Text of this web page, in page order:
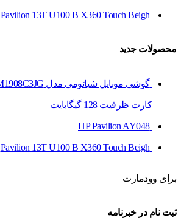
Pavilion 13T U100 B X360 Touch Beigh
محصولات جدید
کارت ظرفیت 128 گیگابایت
HP Pavilion AY048
Pavilion 13T U100 B X360 Touch Beigh
برای وودمارت
ثبت نام در خبرنامه